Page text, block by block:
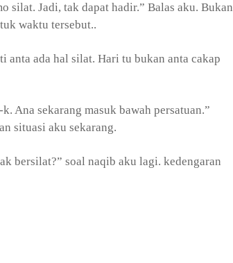
silat. Jadi, tak dapat hadir.” Balas aku. Bukan
waktu tersebut..
anta ada hal silat. Hari tu bukan anta cakap
Ana sekarang masuk bawah persatuan.”
situasi aku sekarang.
bersilat?” soal naqib aku lagi. kedengaran